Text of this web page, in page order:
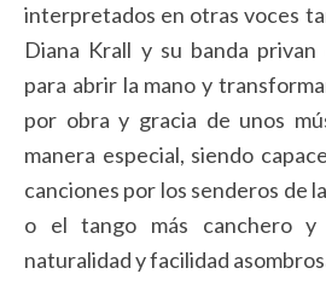
interpretados en otras voces
Diana Krall y su banda
para abrir la mano y
por obra y gracia de unos
manera especial, siendo
canciones por los senderos de
o el tango más canchero y
naturalidad y facilidad